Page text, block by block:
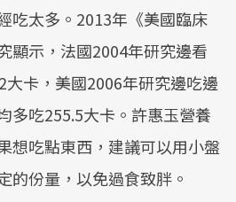
吃太多。2013年《美國臨床
顯示，法國2004年研究邊看
卡，美國2006年研究邊吃邊
多吃255.5大卡。許惠玉營養
想吃點東西，建議可以用小盤
的份量，以免過食致胖。